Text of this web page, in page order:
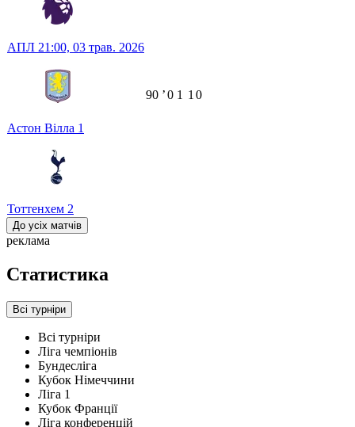
АПЛ 21:00, 03 трав. 2026
Астон Вілла 1
Тоттенхем 2
90 ʼ0 1 1 0
До усіх матчів
реклама
Статистика
Всі турніри
Всі турніри
Ліга чемпіонів
Бундесліга
Кубок Німеччини
Ліга 1
Кубок Франції
Ліга конференцій